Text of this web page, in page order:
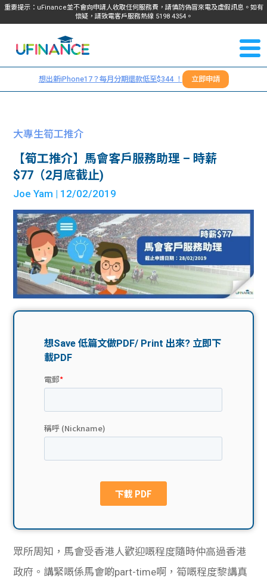
重要提示：uFinance並不會向申請人收取任何服務費，請慎防偽冒來電及虛假訊息。如有
懷疑，請致電客戶服務熱線 5198 4354。
我們
服務
貸款
貸款
計算
機
分享
費貸
款
計數
資訊
Blog
大專
生筍
搵工
Exc
Gui
常見
問題
學生
nce
我們
們
＋
想出新iPhone17？每月分期還款低至$344 ！ 立即申請
大專生筍工推介
【筍工推介】馬會客戶服務助理 – 時薪
$77（2月底截止)
Joe Yam | 12/02/2019
眾所周知，馬會受香港人歡迎嘅程度隨時仲高過香港
政府。 講緊嘅係馬會啲part-time啊，筍嘅程度黎講真